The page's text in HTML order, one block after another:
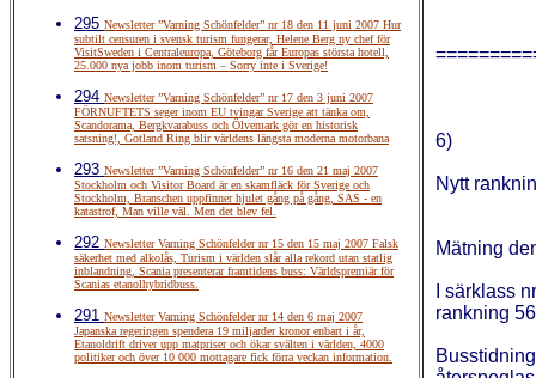
295 Newsletter ”Varning Schönfelder” nr 18 den 11 juni 2007 Hur
subtilt censuren i svensk turism fungerar, Helene Berg ny chef för
VisitSweden i Centraleuropa, Göteborg får Europas största hotell,
25.000 nya jobb inom turism – Sorry inte i Sverige!
294 Newsletter ”Varning Schönfelder” nr 17 den 3 juni 2007
FÖRNUFTETS seger inom EU tvingar Sverige att tänka om,
Scandorama, Bergkvarabuss och Ölvemark gör en historisk
satsning!, Gotland Ring blir världens längsta moderna motorbana
293 Newsletter ”Varning Schönfelder” nr 16 den 21 maj 2007
Stockholm och Visitor Board är en skamfläck för Sverige och
Stockholm, Branschen uppfinner hjulet gång på gång, SAS - en
katastrof, Man ville väl. Men det blev fel.
292 Newsletter Varning Schönfelder nr 15 den 15 maj 2007 Falsk
säkerhet med alkolås, Turism i världen slår alla rekord utan statlig
inblandning, Scania presenterar framtidens buss: Världspremiär för
Scanias etanolhybridbuss.
291 Newsletter Varning Schönfelder nr 14 den 6 maj 2007
Japanska regeringen spendera 19 miljarder kronor enbart i år,
Etanoldrift driver upp matpriser och ökar svälten i världen, 4000
politiker och över 10 000 mottagare fick förra veckan information.
6)
Nytt
Mätning
I särklass
rankning